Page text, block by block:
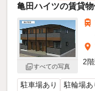
亀田ハイツの賃貸
すべての写真
2
駐車場あり 駐輪場あ